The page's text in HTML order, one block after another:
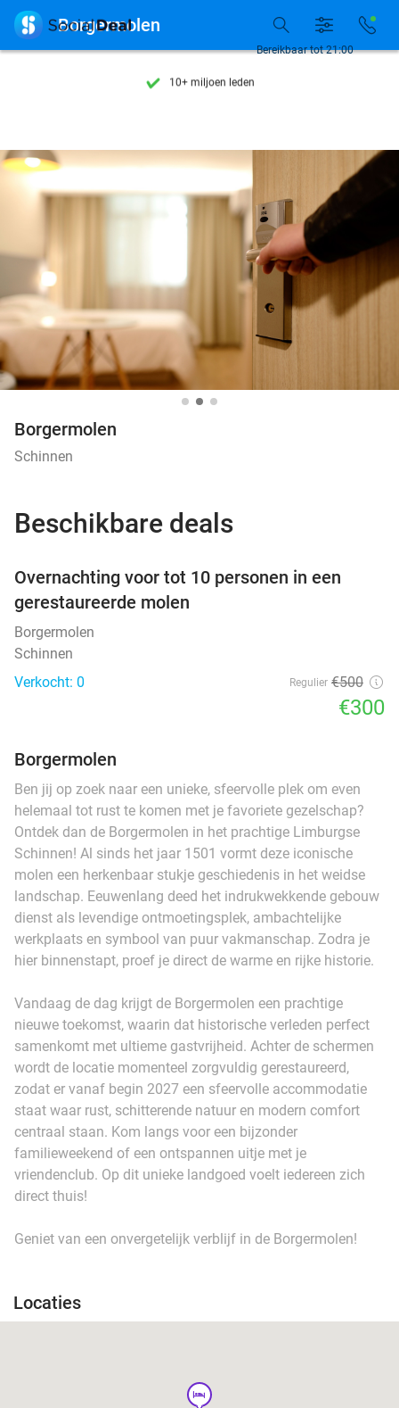
7 dagen per week beschikbaar
10+ miljoen leden
10+ miljoen leden
Bereikbaar tot 21:00
 Borgermolen
Borgermolen
Schinnen
Beschikbare deals
Overnachting voor tot 10 personen in een
gerestaureerde molen
Borgermolen
Schinnen
Verkocht: 0
Regulier €500
€300
Borgermolen
Ben jij op zoek naar een unieke, sfeervolle plek om even
helemaal tot rust te komen met je favoriete gezelschap?
Ontdek dan de Borgermolen in het prachtige Limburgse
Schinnen! Al sinds het jaar 1501 vormt deze iconische
molen een herkenbaar stukje geschiedenis in het weidse
landschap. Eeuwenlang deed het indrukwekkende gebouw
dienst als levendige ontmoetingsplek, ambachtelijke
werkplaats en symbool van puur vakmanschap. Zodra je
hier binnenstapt, proef je direct de warme en rijke historie.
Vandaag de dag krijgt de Borgermolen een prachtige
nieuwe toekomst, waarin dat historische verleden perfect
samenkomt met ultieme gastvrijheid. Achter de schermen
wordt de locatie momenteel zorgvuldig gerestaureerd,
zodat er vanaf begin 2027 een sfeervolle accommodatie
staat waar rust, schitterende natuur en modern comfort
centraal staan. Kom langs voor een bijzonder
familieweekend of een ontspannen uitje met je
vriendenclub. Op dit unieke landgoed voelt iedereen zich
direct thuis!
Geniet van een onvergetelijk verblijf in de Borgermolen!
Locaties
hotel